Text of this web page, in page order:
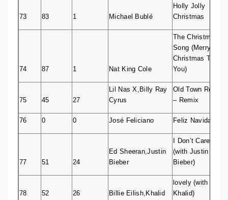
73 83 1 Michael Bublé
Holly Jolly
Christmas
74 87 1 Nat King Cole
The Christmas
Song (Merry
Christmas To
You)
75 45 27
Lil Nas X,Billy Ray
Cyrus
Old Town Road
– Remix
76 0 0 José Feliciano Feliz Navidad
77 51 24
Ed Sheeran,Justin
Bieber
I Don’t Care
(with Justin
Bieber)
78 52 26 Billie Eilish,Khalid
lovely (with
Khalid)